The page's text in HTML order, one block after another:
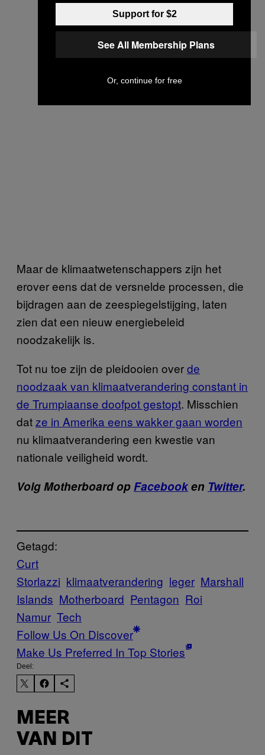
Maar de klimaatwetenschappers zijn het
erover eens dat de versnelde processen, die
bijdragen aan de zeespiegelstijging, laten
zien dat een nieuw energiebeleid
noodzakelijk is.
Tot nu toe zijn de pleidooien overde
noodzaak van klimaatverandering constant in
de Trumpiaanse doofpot gestopt. Misschien
datze in Amerika eens wakker gaan worden
nu klimaatverandering een kwestie van
nationale veiligheid wordt.
Volg Motherboard opFacebooken Twitter.
Getagd:
Curt
Storlazzi klimaatverandering leger Marshall
Islands Motherboard Pentagon Roi
Namur Tech
Follow Us On Discover
Make Us Preferred In Top Stories
Deel:
MEER
VAN DIT
Support for $2
See All Membership Plans
Or, continue for free